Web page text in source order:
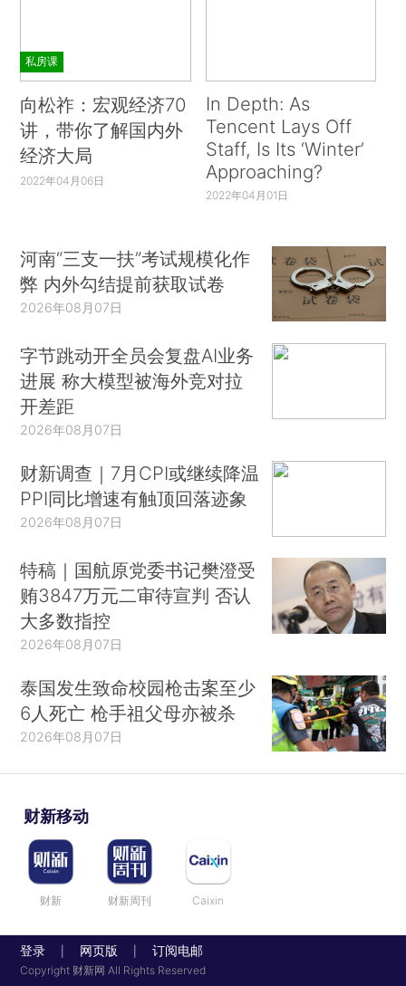
私房课
向松祚：宏观经济70
讲，带你了解国内外
经济大局
2022年04月06日
In Depth: As
Tencent Lays Off
Staff, Is Its ‘Winter’
Approaching?
2022年04月01日
河南“三支一扶”考试规模化作
弊 内外勾结提前获取试卷
2026年08月07日
字节跳动开全员会复盘AI业务
进展 称大模型被海外竞对拉
开差距
2026年08月07日
财新调查｜7月CPI或继续降温
PPI同比增速有触顶回落迹象
2026年08月07日
特稿｜国航原党委书记樊澄受
贿3847万元二审待宣判 否认
大多数指控
2026年08月07日
泰国发生致命校园枪击案至少
6人死亡 枪手祖父母亦被杀
2026年08月07日
财新移动
财新 财新周刊 Caixin
登录 网页版 订阅电邮
Copyright 财新网 All Rights Reserved